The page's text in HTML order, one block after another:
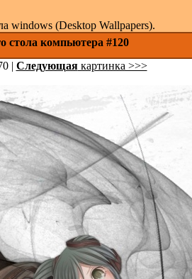
windows (Desktop Wallpapers).
стола компьютера #120
| Следующаякартинка >>>